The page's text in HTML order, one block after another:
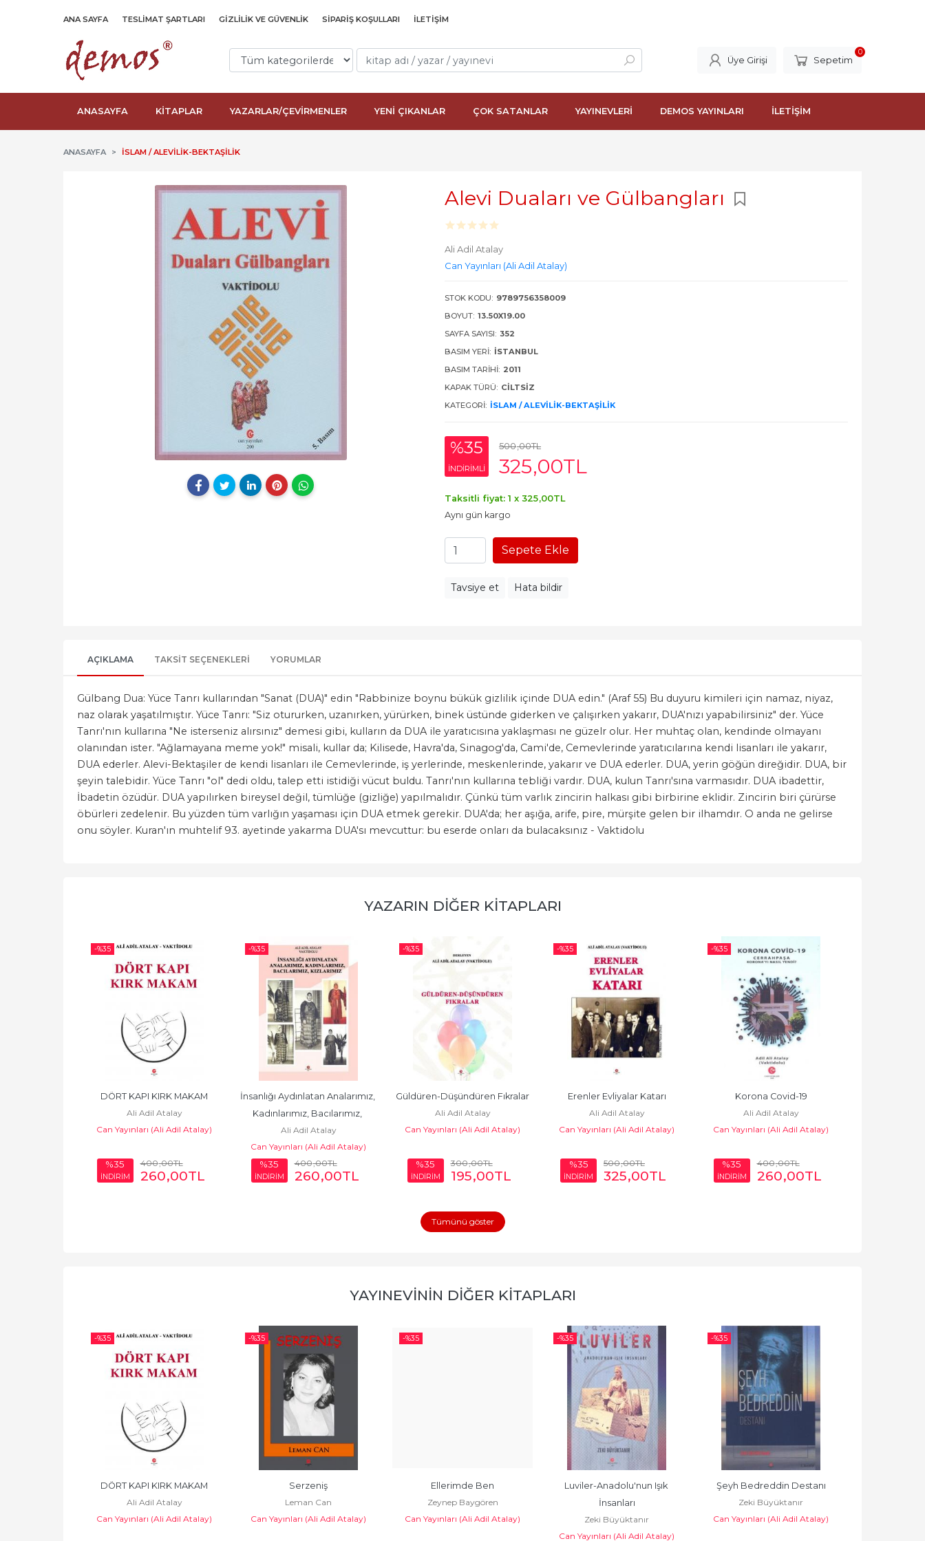
ANA SAYFA TESLIMAT ŞARTLARI GIZLILIK VE GÜVENLIK SIPARIŞ KOŞULLARI İLETIŞIM
Üye Girişi Sepetim
0
ANASAYFA KİTAPLAR YAZARLAR/ÇEVİRMENLER YENİ ÇIKANLAR ÇOK SATANLAR YAYINEVLERİ DEMOS YAYINLARI İLETİŞİM
ANASAYFA İSLAM / ALEVILIK-BEKTAŞILIK
Alevi Duaları ve Gülbangları
Ali Adil Atalay
Can Yayınları (Ali Adil Atalay)
STOK KODU: 9789756358009
BOYUT: 13.50X19.00
SAYFA SAYISI: 352
BASIM YERI: İSTANBUL
BASIM TARIHI: 2011
KAPAK TÜRÜ: CILTSIZ
KATEGORI: İSLAM / ALEVILIK-BEKTAŞILIK
%35
INDIRIMLI
500,00TL
325,00TL
Taksitli fiyat: 1 x 325,00TL
Aynı gün kargo
Sepete Ekle
Tavsiye et Hata bildir
AÇIKLAMA TAKSIT SEÇENEKLERI YORUMLAR
Gülbang Dua: Yüce Tanrı kullarından "Sanat (DUA)" edin "Rabbinize boynu bükük gizlilik içinde DUA edin." (Araf 55) Bu duyuru kimileri için namaz, niyaz,
naz olarak yaşatılmıştır. Yüce Tanrı: "Siz otururken, uzanırken, yürürken, binek üstünde giderken ve çalışırken yakarır, DUA'nızı yapabilirsiniz" der. Yüce
Tanrı'nın kullarına "Ne isterseniz alırsınız" demesi gibi, kulların da DUA ile yaratıcısına yaklaşması ne güzelr olur. Her muhtaç olan, kendinde olmayanı
olanından ister. "Ağlamayana meme yok!" misali, kullar da; Kilisede, Havra'da, Sinagog'da, Cami'de, Cemevlerinde yaratıcılarına kendi lisanları ile yakarır,
DUA ederler. Alevi-Bektaşiler de kendi lisanları ile Cemevlerinde, iş yerlerinde, meskenlerinde, yakarır ve DUA ederler. DUA, yerin göğün direğidir. DUA, bir
şeyin talebidir. Yüce Tanrı "ol" dedi oldu, talep etti istidiği vücut buldu. Tanrı'nın kullarına tebliği vardır. DUA, kulun Tanrı'sına varmasıdır. DUA ibadettir,
İbadetin özüdür. DUA yapılırken bireysel değil, tümlüğe (gizliğe) yapılmalıdır. Çünkü tüm varlık zincirin halkası gibi birbirine eklidir. Zincirin biri çürürse
öbürleri zedelenir. Bu yüzden tüm varlığın yaşaması için DUA etmek gerekir. DUA'da; her aşığa, arife, pire, mürşite gelen bir ilhamdır. O anda ne gelirse
onu söyler. Kuran'ın muhtelif 93. ayetinde yakarma DUA'sı mevcuttur: bu eserde onları da bulacaksınız - Vaktidolu
YAZARIN DIĞER KITAPLARI
-%35
DÖRT KAPI KIRK MAKAM
Ali Adil Atalay
Can Yayınları (Ali Adil Atalay)
%35
İNDİRİM
400,00TL
260,00TL
-%35
İnsanlığı Aydınlatan Analarımız,
Kadınlarımız, Bacılarımız,
Kızlarımız
Ali Adil Atalay
Can Yayınları (Ali Adil Atalay)
%35
İNDİRİM
400,00TL
260,00TL
-%35
Güldüren-Düşündüren Fıkralar
Ali Adil Atalay
Can Yayınları (Ali Adil Atalay)
%35
İNDİRİM
300,00TL
195,00TL
-%35
Erenler Evliyalar Katarı
Ali Adil Atalay
Can Yayınları (Ali Adil Atalay)
%35
İNDİRİM
500,00TL
325,00TL
-%35
Korona Covid-19
Ali Adil Atalay
Can Yayınları (Ali Adil Atalay)
%35
İNDİRİM
400,00TL
260,00TL
Tümünü göster
YAYINEVININ DIĞER KITAPLARI
-%35
DÖRT KAPI KIRK MAKAM
Ali Adil Atalay
Can Yayınları (Ali Adil Atalay)
-%35
Serzeniş
Leman Can
Can Yayınları (Ali Adil Atalay)
-%35
Ellerimde Ben
Zeynep Baygören
Can Yayınları (Ali Adil Atalay)
-%35
Luviler-Anadolu'nun Işık
İnsanları
Zeki Büyüktanır
Can Yayınları (Ali Adil Atalay)
-%35
Şeyh Bedreddin Destanı
Zeki Büyüktanır
Can Yayınları (Ali Adil Atalay)